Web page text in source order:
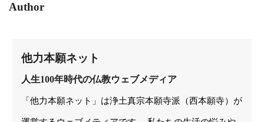
Author
他力本願ネット
人生100年時代の仏教ウェブメディア
「他力本願ネット」は浄土真宗本願寺派（西本願寺）が